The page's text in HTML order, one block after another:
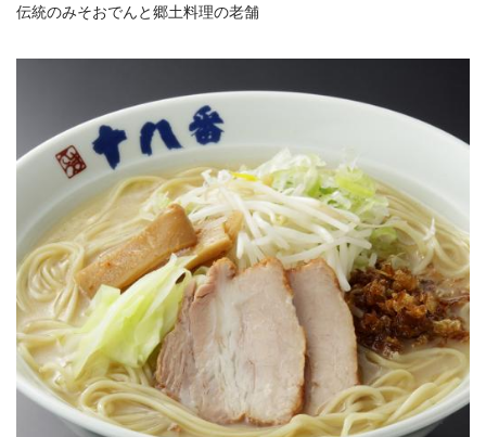
伝統のみそおでんと郷土料理の老舗